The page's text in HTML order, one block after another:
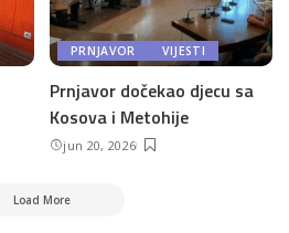
PRNJAVOR VIJESTI
Prnjavor dočekao djecu sa
Kosova i Metohije
jun 20, 2026
Load More